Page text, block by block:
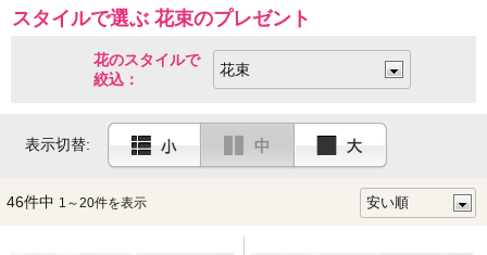
スタイルで選ぶ 花束のプレゼント
花のスタイルで
絞込：
表示切替:
46件中 1～20件を表示